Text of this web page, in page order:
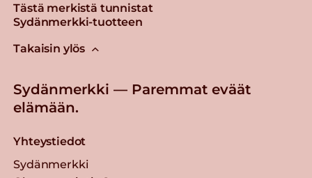
Tästä merkistä tunnistat
Sydänmerkki-tuotteen
Takaisin ylös
Sydänmerkki — Paremmat eväät
elämään.
Yhteystiedot
Sydänmerkki